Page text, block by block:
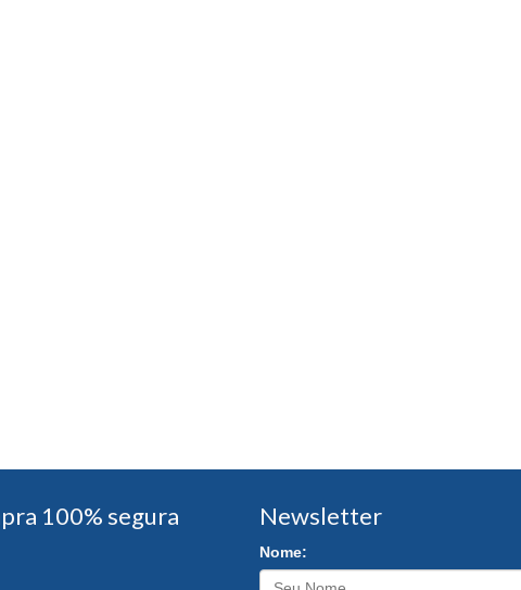
100% segura Newsletter
Nome: